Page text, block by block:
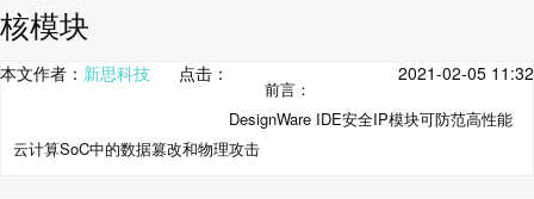
核模块
本文作者： 新思科技 点击： 2021-02-05 11:32
前言：
DesignWare IDE安全IP模块可防范高性能
云计算SoC中的数据篡改和物理攻击